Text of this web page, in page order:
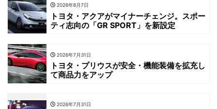
2026年8月7日
トヨタ・アクアがマイナーチェンジ。スポー
ティ志向の「GR SPORT」を新設定
2026年7月31日
トヨタ・プリウスが安全・機能装備を拡充し
て商品力をアップ
2026年7月31日